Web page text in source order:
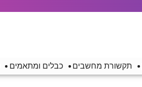
תקשורת מחשבים כבלים ומתאמים